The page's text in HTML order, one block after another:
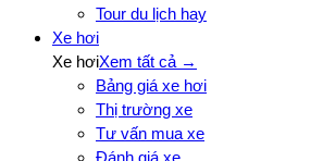
Tour du lịch hay
Xe hơi
Xe hơiXem tất cả →
Bảng giá xe hơi
Thị trường xe
Tư vấn mua xe
Đánh giá xe